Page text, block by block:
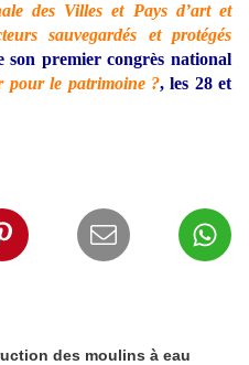
des Villes et Pays d’art et
sauvegardés et protégés
premier congrès national
pour le patrimoine ?, les 28 et
des moulins à eau